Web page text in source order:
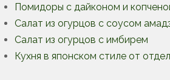
Помидоры с дайконом и
Салат из огурцов с соусом
Салат из огурцов с имбирем
Кухня в японском стиле от